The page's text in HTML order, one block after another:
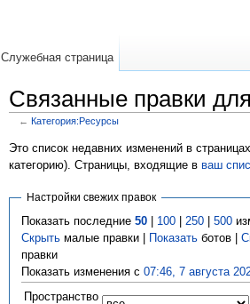
Связанные правки
← Категория:Ресурсы
Это список недавних изменений в
категорию). Страницы, входящие в ваш
Настройки свежих правок
Показать последние 50| 100| 250| 500
Скрытьмалые правки | Показатьботов |
правки
Показать изменения с 07:46, 7 августа
Пространство
Служебная страница